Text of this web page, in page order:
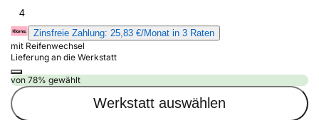
4
Zinsfreie Zahlung: 25,83 €/Monat in 3 Raten
mit Reifenwechsel
Lieferung an die Werkstatt
von 78% gewählt
Werkstatt auswählen